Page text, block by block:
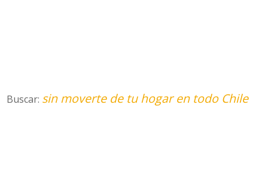
Buscar: sin moverte de tu hogar en todo Chile